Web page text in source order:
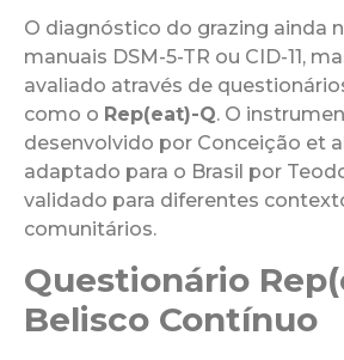
O diagnóstico do grazing ainda
manuais DSM-5-TR ou CID-11,
avaliado através de
como o Rep(eat)-Q. O
desenvolvido por Conceição et
adaptado para o Brasil por
validado para diferentes
comunitários.
Questionário
Belisco Contínuo